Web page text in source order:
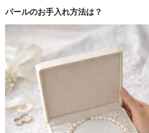
パールのお手入れ方法は？